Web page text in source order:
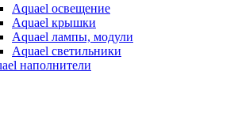
Aquael освещение
Aquael крышки
Aquael лампы, модули
Aquael светильники
наполнители